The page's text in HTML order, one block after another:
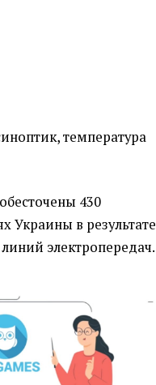
температура
430
Украины в результате
электропередач.